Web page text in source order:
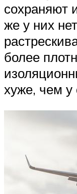
сохраняют
же у них
более
хуже, чем у